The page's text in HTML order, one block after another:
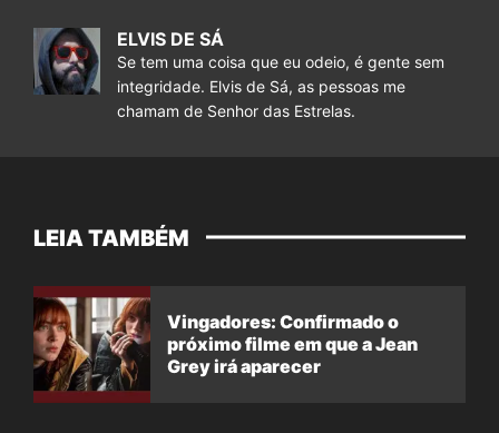
ELVIS DE SÁ
Se tem uma coisa que eu odeio, é gente sem
integridade. Elvis de Sá, as pessoas me
chamam de Senhor das Estrelas.
LEIA TAMBÉM
Vingadores: Confirmado o
próximo filme em que a Jean
Grey irá aparecer